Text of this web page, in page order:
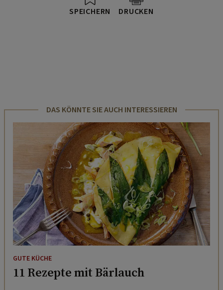
SPEICHERN DRUCKEN
DAS KÖNNTE SIE AUCH INTERESSIEREN
GUTE KÜCHE
11 Rezepte mit Bärlauch